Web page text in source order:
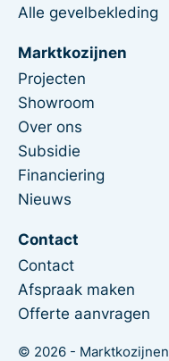
Alle gevelbekleding
Marktkozijnen
Projecten
Showroom
Over ons
Subsidie
Financiering
Nieuws
Contact
Contact
Afspraak maken
Offerte aanvragen
© 2026 - Marktkozijnen